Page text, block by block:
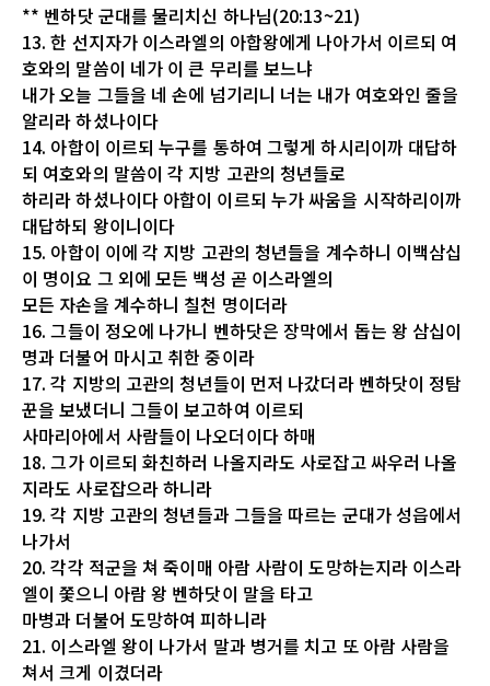
** 벤하닷 군대를 물리치신 하나님(20:13~21)
13. 한 선지자가 이스라엘의 아합왕에게 나아가서 이르되 여
호와의 말씀이 네가 이 큰 무리를 보느냐
내가 오늘 그들을 네 손에 넘기리니 너는 내가 여호와인 줄을
알리라 하셨나이다
14. 아합이 이르되 누구를 통하여 그렇게 하시리이까 대답하
되 여호와의 말씀이 각 지방 고관의 청년들로
하리라 하셨나이다 아합이 이르되 누가 싸움을 시작하리이까
대답하되 왕이니이다
15. 아합이 이에 각 지방 고관의 청년들을 계수하니 이백삼십
이 명이요 그 외에 모든 백성 곧 이스라엘의
모든 자손을 계수하니 칠천 명이더라
16. 그들이 정오에 나가니 벤하닷은 장막에서 돕는 왕 삼십이
명과 더불어 마시고 취한 중이라
17. 각 지방의 고관의 청년들이 먼저 나갔더라 벤하닷이 정탐
꾼을 보냈더니 그들이 보고하여 이르되
사마리아에서 사람들이 나오더이다 하매
18. 그가 이르되 화친하러 나올지라도 사로잡고 싸우러 나올
지라도 사로잡으라 하니라
19. 각 지방 고관의 청년들과 그들을 따르는 군대가 성읍에서
나가서
20. 각각 적군을 쳐 죽이매 아람 사람이 도망하는지라 이스라
엘이 쫓으니 아람 왕 벤하닷이 말을 타고
마병과 더불어 도망하여 피하니라
21. 이스라엘 왕이 나가서 말과 병거를 치고 또 아람 사람을
쳐서 크게 이겼더라